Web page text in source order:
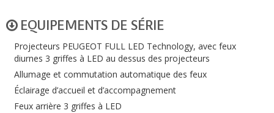
EQUIPEMENTS DE SÉRIE
Projecteurs PEUGEOT FULL LED Technology, avec feux
diurnes 3 griffes à LED au dessus des projecteurs
Allumage et commutation automatique des feux
Éclairage d’accueil et d’accompagnement
Feux arrière 3 griffes à LED